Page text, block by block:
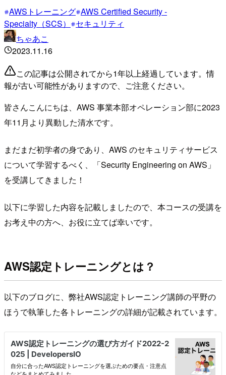
AWSトレーニング AWS Certified Security -
Specialty（SCS）
セキュリティ
ちゃあこ
2023.11.16
この記事は公開されてから1年以上経過しています。情
報が古い可能性がありますので、ご注意ください。
皆さんこんにちは、AWS 事業本部オペレーション部に2023
年11月より異動した清水です。
まだまだ初学者の身であり、AWS のセキュリティサービス
について学習するべく、「Security Engineering on AWS」
を受講してきました！
以下に学習した内容を記載しましたので、本コースの受講を
お考え中の方へ、お役に立てば幸いです。
AWS認定トレーニングとは？
以下のブログに、弊社AWS認定トレーニング講師の平野の
ほうで執筆した各トレーニングの詳細が記載されています。